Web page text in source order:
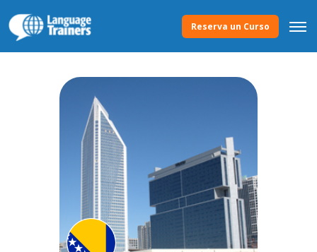
Reserva un Curso